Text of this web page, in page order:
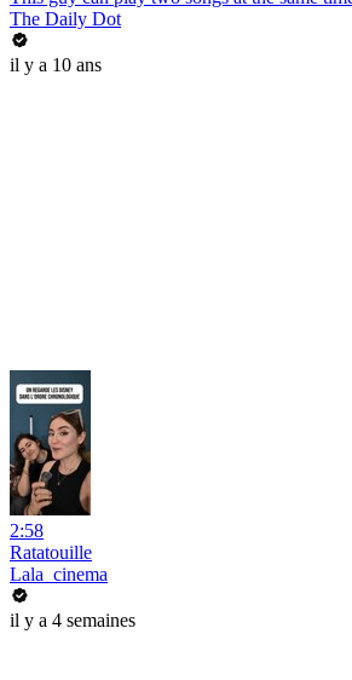
The Daily Dot
il y a 10 ans
2:58
Ratatouille
Lala_cinema
il y a 4 semaines